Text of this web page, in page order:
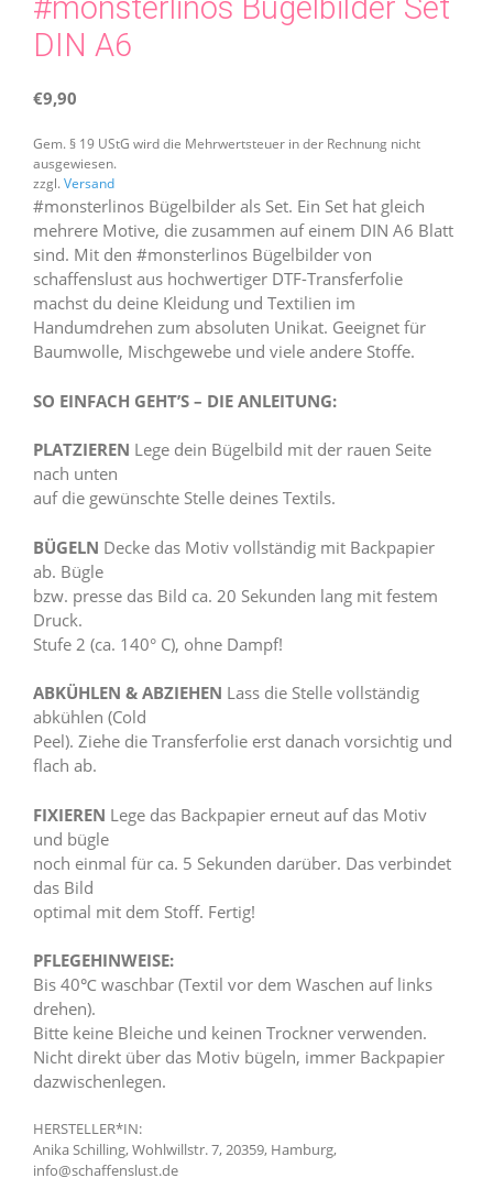
#monsterlinos Bügelbilder Set
DIN A6
€9,90
Gem. § 19 UStG wird die Mehrwertsteuer in der Rechnung nicht
ausgewiesen.
zzgl. Versand
#monsterlinos Bügelbilder als Set. Ein Set hat gleich
mehrere Motive, die zusammen auf einem DIN A6 Blatt
sind. Mit den #monsterlinos Bügelbilder von
schaffenslust aus hochwertiger DTF-Transferfolie
machst du deine Kleidung und Textilien im
Handumdrehen zum absoluten Unikat. Geeignet für
Baumwolle, Mischgewebe und viele andere Stoffe.
SO EINFACH GEHT’S – DIE ANLEITUNG:
PLATZIEREN Lege dein Bügelbild mit der rauen Seite
nach unten
auf die gewünschte Stelle deines Textils.
BÜGELN Decke das Motiv vollständig mit Backpapier
ab. Bügle
bzw. presse das Bild ca. 20 Sekunden lang mit festem
Druck.
Stufe 2 (ca. 140° C), ohne Dampf!
ABKÜHLEN & ABZIEHEN Lass die Stelle vollständig
abkühlen (Cold
Peel). Ziehe die Transferfolie erst danach vorsichtig und
flach ab.
FIXIEREN Lege das Backpapier erneut auf das Motiv
und bügle
noch einmal für ca. 5 Sekunden darüber. Das verbindet
das Bild
optimal mit dem Stoff. Fertig!
PFLEGEHINWEISE:
Bis 40℃ waschbar (Textil vor dem Waschen auf links
drehen).
Bitte keine Bleiche und keinen Trockner verwenden.
Nicht direkt über das Motiv bügeln, immer Backpapier
dazwischenlegen.
HERSTELLER*IN:
Anika Schilling, Wohlwillstr. 7, 20359, Hamburg,
info@schaffenslust.de